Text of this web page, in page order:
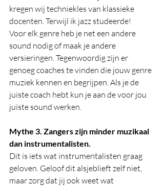
kregen wij techniekles van klassieke
docenten. Terwijl ik jazz studeerde!
Voor elk genre heb je net een andere
sound nodig of maak je andere
versieringen. Tegenwoordig zijn er
genoeg coaches te vinden die jouw genre
muziek kennen en begrijpen. Als je de
juiste coach hebt kun je aan de voor jou
juiste sound werken.
Mythe 3. Zangers zijn minder muzikaal
dan instrumentalisten.
Dit is iets wat instrumentalisten graag
geloven. Geloof dit alsjeblieft zelf niet,
maar zorg dat jij ook weet wat